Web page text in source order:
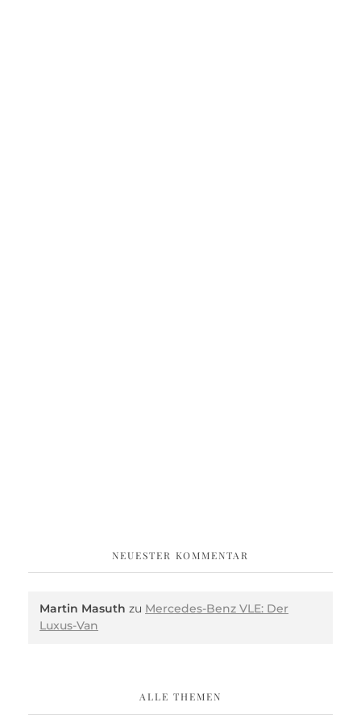
NEUESTER KOMMENTAR
Martin Masuth zu Mercedes-Benz VLE: Der
Luxus-Van
ALLE THEMEN